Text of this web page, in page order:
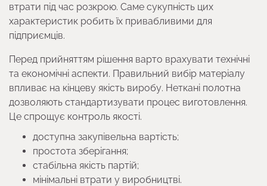
втрати під час розкрою. Саме сукупність цих
характеристик робить їх привабливими для
підприємців.
Перед прийняттям рішення варто врахувати технічні
та економічні аспекти. Правильний вибір матеріалу
впливає на кінцеву якість виробу. Неткані полотна
дозволяють стандартизувати процес виготовлення.
Це спрощує контроль якості.
доступна закупівельна вартість;
простота зберігання;
стабільна якість партій;
мінімальні втрати у виробництві.